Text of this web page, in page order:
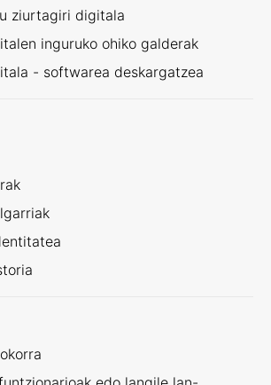
ziurtagiri digitala
inguruko ohiko galderak
- softwarea deskargatzea